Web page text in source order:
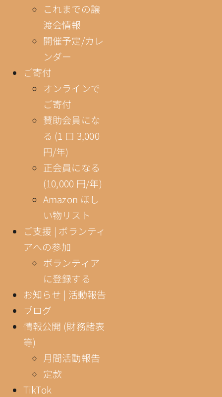
これまでの譲
渡会情報
開催予定/カレ
ンダー
ご寄付
オンラインで
ご寄付
賛助会員にな
る (1 口 3,000
円/年)
正会員になる
(10,000 円/年)
Amazon ほし
い物リスト
ご支援 | ボランティ
アへの参加
ボランティア
に登録する
お知らせ | 活動報告
ブログ
情報公開 (財務諸表
等)
月間活動報告
定款
TikTok